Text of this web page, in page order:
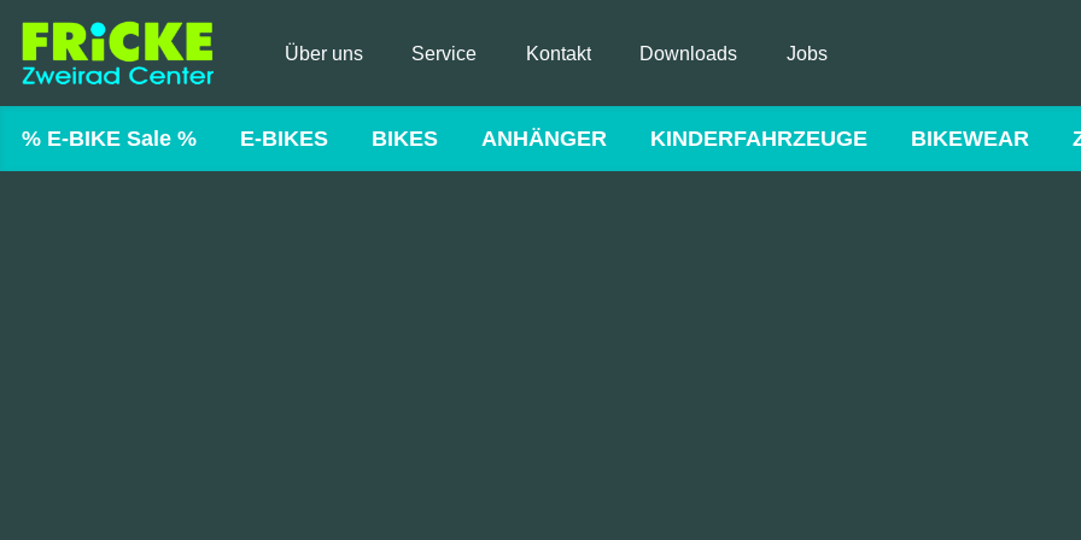
Über uns Service Kontakt Downloads Jobs
% E-BIKE Sale % E-BIKES BIKES ANHÄNGER KINDERFAHRZEUGE BIKEWEAR